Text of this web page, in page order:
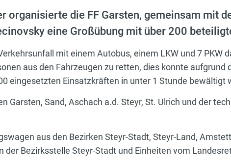
organisierte die FF Garsten, gemeinsam mit
eine Großübung mit über 200
mit einem Autobus, einem LKW und 7 PKW
aus den Fahrzeugen zu retten, dies konnte aufgrund
eingesetzten Einsatzkräften in unter 1 Stunde bewältigt
Garsten, Sand, Aschach a.d. Steyr, St. Ulrich und der
aus den Bezirken Steyr-Stadt, Steyr-Land,
der Bezirksstelle Steyr-Stadt und Einheiten vom